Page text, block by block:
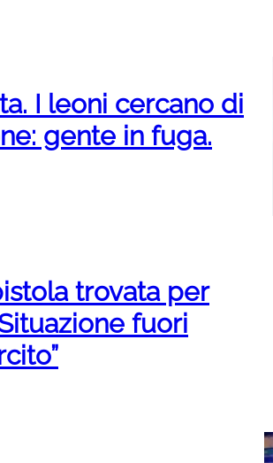
I leoni cercano di
gente in fuga.
trovata per
fuori